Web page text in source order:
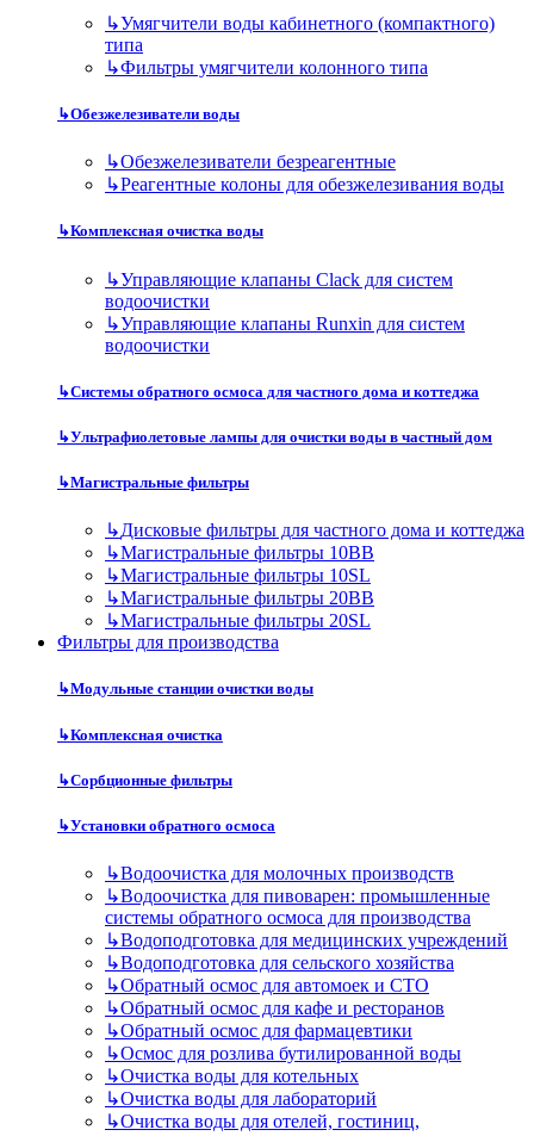
↳Умягчители воды кабинетного (компактного)
типа
↳Фильтры умягчители колонного типа
↳Обезжелезиватели воды
↳Обезжелезиватели безреагентные
↳Реагентные колоны для обезжелезивания воды
↳Комплексная очистка воды
↳Управляющие клапаны Clack для систем
водоочистки
↳Управляющие клапаны Runxin для систем
водоочистки
↳Системы обратного осмоса для частного дома и коттеджа
↳Ультрафиолетовые лампы для очистки воды в частный дом
↳Магистральные фильтры
↳Дисковые фильтры для частного дома и коттеджа
↳Магистральные фильтры 10BB
↳Магистральные фильтры 10SL
↳Магистральные фильтры 20BB
↳Магистральные фильтры 20SL
Фильтры для производства
↳Модульные станции очистки воды
↳Комплексная очистка
↳Сорбционные фильтры
↳Установки обратного осмоса
↳Водоочистка для молочных производств
↳Водоочистка для пивоварен: промышленные
системы обратного осмоса для производства
↳Водоподготовка для медицинских учреждений
↳Водоподготовка для сельского хозяйства
↳Обратный осмос для автомоек и СТО
↳Обратный осмос для кафе и ресторанов
↳Обратный осмос для фармацевтики
↳Осмос для розлива бутилированной воды
↳Очистка воды для котельных
↳Очистка воды для лабораторий
↳Очистка воды для отелей, гостиниц,